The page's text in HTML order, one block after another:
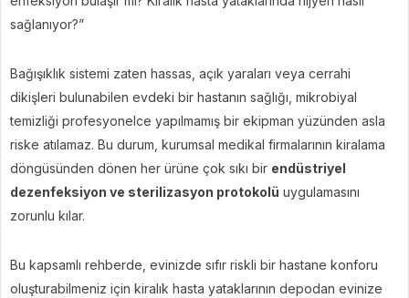
sağlanıyor?”
Bağışıklık sistemi zaten hassas, açık yaraları veya cerrahi
dikişleri bulunabilen evdeki bir hastanın sağlığı, mikrobiyal
temizliği profesyonelce yapılmamış bir ekipman yüzünden asla
riske atılamaz. Bu durum, kurumsal medikal firmalarının kiralama
döngüsünden dönen her ürüne çok sıkı bir endüstriyel
dezenfeksiyon ve sterilizasyon protokolü uygulamasını
zorunlu kılar.
Bu kapsamlı rehberde, evinizde sıfır riskli bir hastane konforu
oluşturabilmeniz için kiralık hasta yataklarının depodan evinize